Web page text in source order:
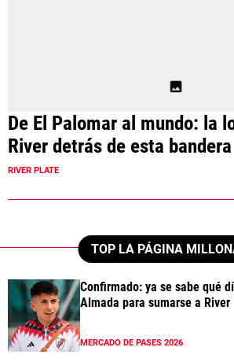
De El Palomar al mundo: la
River detrás de esta bandera
RIVER PLATE
TOP LA PÁGINA
Confirmado: ya se sabe qué
Almada para sumarse a River
MERCADO DE PASES 2026